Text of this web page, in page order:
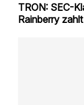
TRON: SEC-
Rainberry